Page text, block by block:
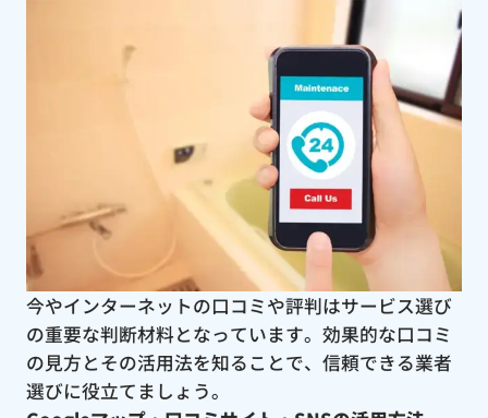
今やインターネットの口コミや評判はサービス選び
の重要な判断材料となっています。効果的な口コミ
の見方とその活用法を知ることで、信頼できる業者
選びに役立てましょう。